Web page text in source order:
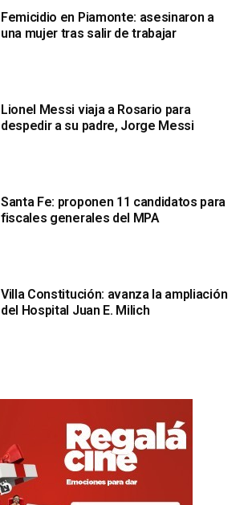
Femicidio en Piamonte: asesinaron a
una mujer tras salir de trabajar
Lionel Messi viaja a Rosario para
despedir a su padre, Jorge Messi
Santa Fe: proponen 11 candidatos para
fiscales generales del MPA
Villa Constitución: avanza la ampliación
del Hospital Juan E. Milich